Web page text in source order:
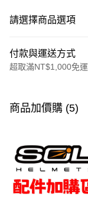
請選擇商品選項
付款與運送方式
超取滿NT$1,000免運
信用卡一次付款
Apple Pay
ATM付款
商品加價購 (5)